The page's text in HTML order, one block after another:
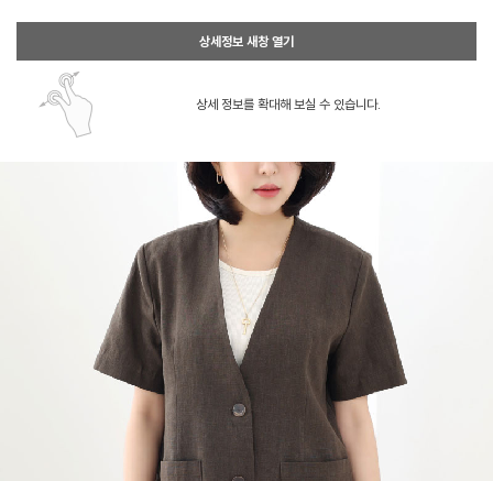
상세정보 새창 열기
상세 정보를 확대해 보실 수 있습니다.